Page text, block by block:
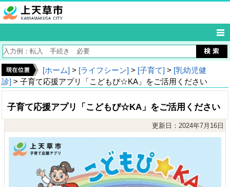
[ホーム] > [ライフシーン] > [子育て] > [乳幼児健
診] > 子育て応援アプリ「こどもぴ☆KA」をご活用ください
子育て応援アプリ「こどもぴ☆KA」をご活用ください
更新日：2024年7月16日